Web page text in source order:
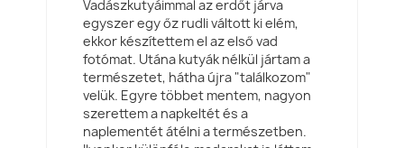
Vadászkutyáimmal az erdőt járva
egyszer egy őz rudli váltott ki elém,
ekkor készítettem el az első vad
fotómat. Utána kutyák nélkül jártam a
természetet, hátha újra "találkozom"
velük. Egyre többet mentem, nagyon
szerettem a napkeltét és a
naplementét átélni a természetben.